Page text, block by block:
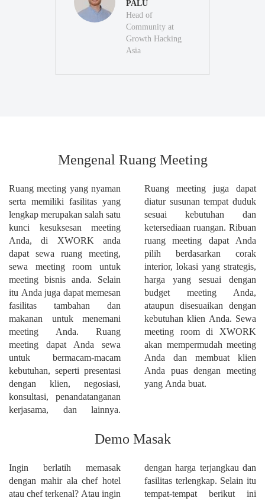
PALU
Head of
Community at
Growth Hacking
Asia
Mengenal Ruang Meeting
Ruang meeting yang nyaman
serta memiliki fasilitas yang
lengkap merupakan salah satu
kunci kesuksesan meeting
Anda, di XWORK anda
dapat sewa ruang meeting,
sewa meeting room untuk
meeting bisnis anda. Selain
itu Anda juga dapat memesan
fasilitas tambahan dan
makanan untuk menemani
meeting Anda. Ruang
meeting dapat Anda sewa
untuk bermacam-macam
kebutuhan, seperti presentasi
dengan klien, negosiasi,
konsultasi, penandatanganan
kerjasama, dan lainnya.
Ruang meeting juga dapat
diatur susunan tempat duduk
sesuai kebutuhan dan
ketersediaan ruangan. Ribuan
ruang meeting dapat Anda
pilih berdasarkan corak
interior, lokasi yang strategis,
harga yang sesuai dengan
budget meeting Anda,
ataupun disesuaikan dengan
kebutuhan klien Anda. Sewa
meeting room di XWORK
akan mempermudah meeting
Anda dan membuat klien
Anda puas dengan meeting
yang Anda buat.
Demo Masak
Ingin berlatih memasak
dengan mahir ala chef hotel
atau chef terkenal? Atau ingin
dengan harga terjangkau dan
fasilitas terlengkap. Selain itu
tempat-tempat berikut ini